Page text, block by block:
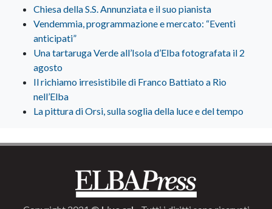
Chiesa della S.S. Annunziata e il suo pianista
Vendemmia, programmazione e mercato: “Eventi
anticipati”
Una tartaruga Verde all’Isola d’Elba fotografata il 2
agosto
Il richiamo irresistibile di Franco Battiato a Rio
nell’Elba
La pittura di Orsi, sulla soglia della luce e del tempo